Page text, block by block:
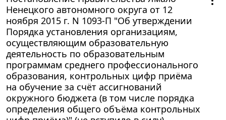
Ненецкого автономного округа от 12
ноября 2015 г. N 1093-П "Об утверждении
Порядка установления организациям,
осуществляющим образовательную
деятельность по образовательным
программам среднего профессионального
образования, контрольных цифр приёма
на обучение за счёт ассигнований
окружного бюджета (в том числе порядка
определения общего объёма контрольных